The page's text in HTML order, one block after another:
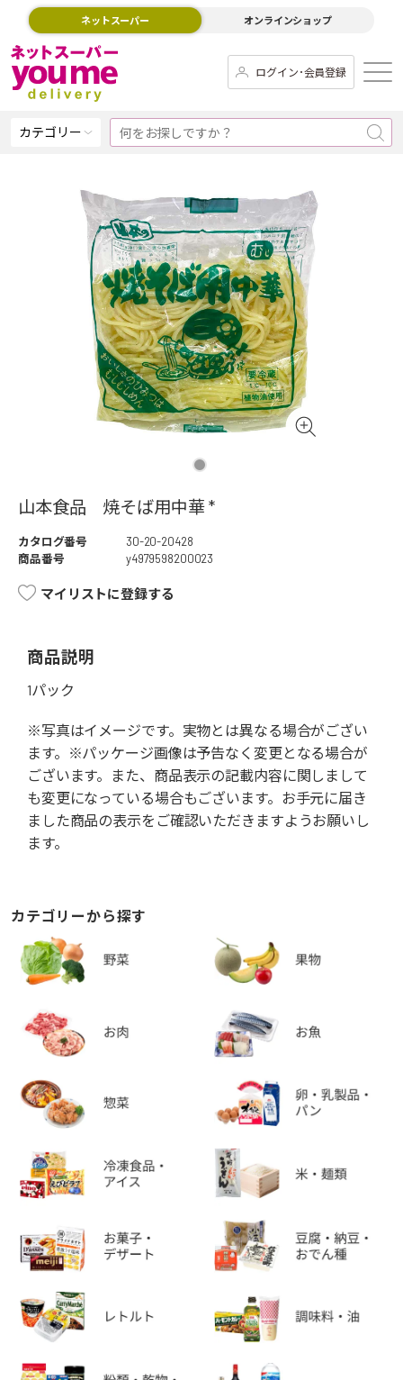
ネットスーパー オンラインショップ
ログイン･会員登録
カテゴリー
山本食品 焼そば用中華 *
カタログ番号
30-20-20428
商品番号
y4979598200023
マイリストに登録する
商品説明
1パック
※写真はイメージです。実物とは異なる場合がござい
ます。※パッケージ画像は予告なく変更となる場合が
ございます。また、商品表示の記載内容に関しまして
も変更になっている場合もございます。お手元に届き
ました商品の表示をご確認いただきますようお願いし
ます。
カテゴリーから探す